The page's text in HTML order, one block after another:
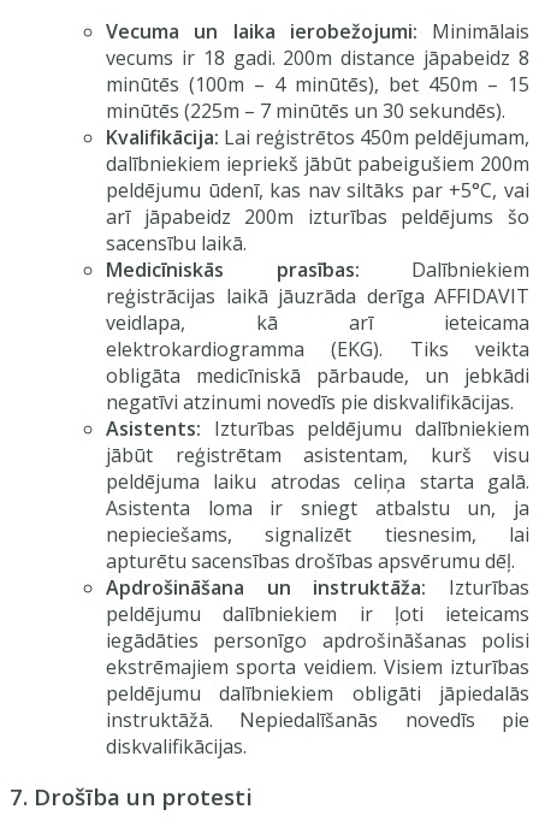
Vecuma un laika ierobežojumi: Minimālais
vecums ir 18 gadi. 200m distance jāpabeidz 8
minūtēs (100m – 4 minūtēs), bet 450m – 15
minūtēs (225m – 7 minūtēs un 30 sekundēs).
Kvalifikācija: Lai reģistrētos 450m peldējumam,
dalībniekiem iepriekš jābūt pabeigušiem 200m
peldējumu ūdenī, kas nav siltāks par +5°C, vai
arī jāpabeidz 200m izturības peldējums šo
sacensību laikā.
Medicīniskās prasības: Dalībniekiem
reģistrācijas laikā jāuzrāda derīga AFFIDAVIT
veidlapa, kā arī ieteicama
elektrokardiogramma (EKG). Tiks veikta
obligāta medicīniskā pārbaude, un jebkādi
negatīvi atzinumi novedīs pie diskvalifikācijas.
Asistents: Izturības peldējumu dalībniekiem
jābūt reģistrētam asistentam, kurš visu
peldējuma laiku atrodas celiņa starta galā.
Asistenta loma ir sniegt atbalstu un, ja
nepieciešams, signalizēt tiesnesim, lai
apturētu sacensības drošības apsvērumu dēļ.
Apdrošināšana un instruktāža: Izturības
peldējumu dalībniekiem ir ļoti ieteicams
iegādāties personīgo apdrošināšanas polisi
ekstrēmajiem sporta veidiem. Visiem izturības
peldējumu dalībniekiem obligāti jāpiedalās
instruktāžā. Nepiedalīšanās novedīs pie
diskvalifikācijas.
7. Drošība un protesti